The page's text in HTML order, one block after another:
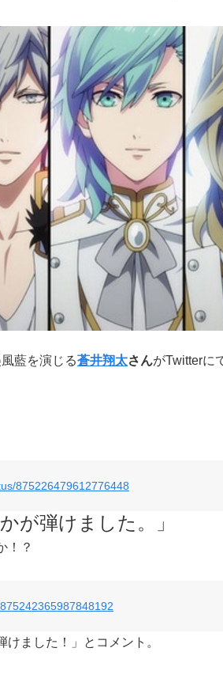
藍を演じる蒼井翔太さんがTwitterに
875226479612776448
が弾けました。」
！？
けました！」とコメント。